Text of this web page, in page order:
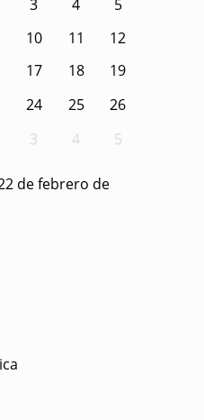
3 4
5
10 11
12
17 18
19
24 25
26
3 4 5
de febrero de